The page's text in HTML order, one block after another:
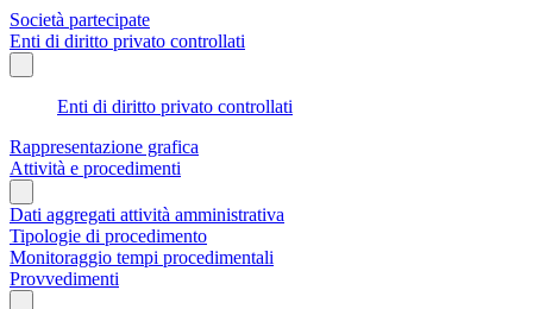
Società partecipate
Enti di diritto privato controllati
Enti di diritto privato controllati
Rappresentazione grafica
Attività e procedimenti
Dati aggregati attività amministrativa
Tipologie di procedimento
Monitoraggio tempi procedimentali
Provvedimenti